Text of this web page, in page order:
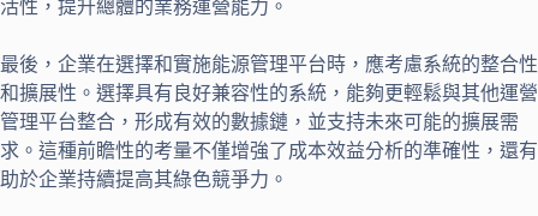
活性，提升總體的業務運營能力。
最後，企業在選擇和實施能源管理平台時，應考慮系統的整合性
和擴展性。選擇具有良好兼容性的系統，能夠更輕鬆與其他運營
管理平台整合，形成有效的數據鏈，並支持未來可能的擴展需
求。這種前瞻性的考量不僅增強了成本效益分析的準確性，還有
助於企業持續提高其綠色競爭力。